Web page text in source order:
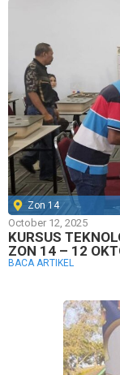
Zon 14
October 12, 2025
KURSUS
ZON 14 – 12
BACA ARTIKEL